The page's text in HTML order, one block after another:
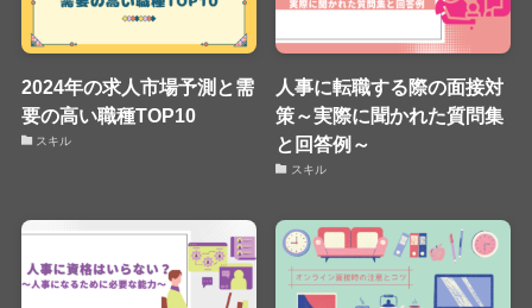
2024年の求人市場予測と需
要の高い職種TOP10
スキル
人事に転職する際の面接対
策～実際に聞かれた質問集
と回答例～
スキル